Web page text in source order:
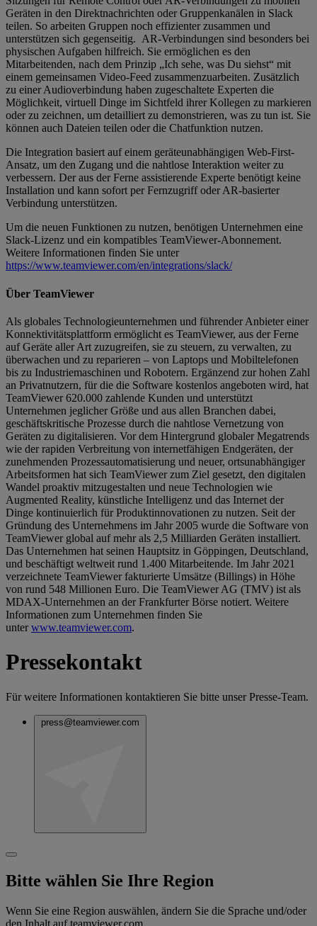
Geräten in den Direktnachrichten oder Gruppenkanälen in Slack
teilen. So arbeiten Gruppen noch effizienter zusammen und
unterstützen sich gegenseitig. AR-Verbindungen sind besonders bei
physischen Aufgaben hilfreich. Sie ermöglichen es den
Mitarbeitenden, nach dem Prinzip „Ich sehe, was Du siehst“ mit
einem gemeinsamen Video-Feed zusammenzuarbeiten. Zusätzlich
zu einer Audioverbindung haben zugeschaltete Experten die
Möglichkeit, virtuell Dinge im Sichtfeld ihrer Kollegen zu markieren
oder zu zeichnen, um detailliert zu demonstrieren, was zu tun ist. Sie
können auch Dateien teilen oder die Chatfunktion nutzen.
Die Integration basiert auf einem geräteunabhängigen Web-First-
Ansatz, um den Zugang und die nahtlose Interaktion weiter zu
verbessern. Der aus der Ferne assistierende Experte benötigt keine
Installation und kann sofort per Fernzugriff oder AR-basierter
Verbindung unterstützen.
Um die neuen Funktionen zu nutzen, benötigen Unternehmen eine
Slack-Lizenz und ein kompatibles TeamViewer-Abonnement.
Weitere Informationen finden Sie unter
https://www.teamviewer.com/en/integrations/slack/
Über TeamViewer
Als globales Technologieunternehmen und führender Anbieter einer
Konnektivitätsplattform ermöglicht es TeamViewer, aus der Ferne
auf Geräte aller Art zuzugreifen, sie zu steuern, zu verwalten, zu
überwachen und zu reparieren – von Laptops und Mobiltelefonen
bis zu Industriemaschinen und Robotern. Ergänzend zur hohen Zahl
an Privatnutzern, für die die Software kostenlos angeboten wird, hat
TeamViewer 620.000 zahlende Kunden und unterstützt
Unternehmen jeglicher Größe und aus allen Branchen dabei,
geschäftskritische Prozesse durch die nahtlose Vernetzung von
Geräten zu digitalisieren. Vor dem Hintergrund globaler Megatrends
wie der rapiden Verbreitung von internetfähigen Endgeräten, der
zunehmenden Prozessautomatisierung und neuer, ortsunabhängiger
Arbeitsformen hat sich TeamViewer zum Ziel gesetzt, den digitalen
Wandel proaktiv mitzugestalten und neue Technologien wie
Augmented Reality, künstliche Intelligenz und das Internet der
Dinge kontinuierlich für Produktinnovationen zu nutzen. Seit der
Gründung des Unternehmens im Jahr 2005 wurde die Software von
TeamViewer global auf mehr als 2,5 Milliarden Geräten installiert.
Das Unternehmen hat seinen Hauptsitz in Göppingen, Deutschland,
und beschäftigt weltweit rund 1.400 Mitarbeitende. Im Jahr 2021
verzeichnete TeamViewer fakturierte Umsätze (Billings) in Höhe
von rund 548 Millionen Euro. Die TeamViewer AG (TMV) ist als
MDAX-Unternehmen an der Frankfurter Börse notiert. Weitere
Informationen zum Unternehmen finden Sie
unterwww.teamviewer.com.
Pressekontakt
Für weitere Informationen kontaktieren Sie bitte unser Presse-Team.
press@teamviewer.com
Bitte wählen Sie Ihre Region
Wenn Sie eine Region auswählen, ändern Sie die Sprache und/oder
den Inhalt auf teamviewer.com